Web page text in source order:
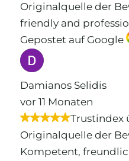
Originalquelle der
friendly and
Gepostet auf Google
Damianos Selidis
vor 11 Monaten
Trustindex
Originalquelle der
Kompetent,